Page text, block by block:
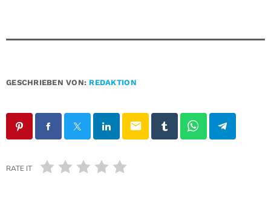
GESCHRIEBEN VON: REDAKTION
email
RATE IT